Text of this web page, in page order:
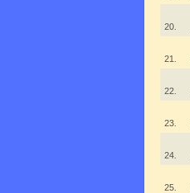
20.
21.
22.
23.
24.
25.